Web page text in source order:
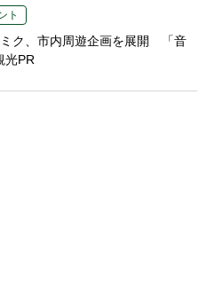
ト
ク、市内周遊企画を展開 「音
光PR